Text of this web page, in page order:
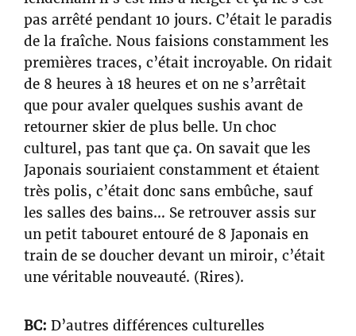
pas arrêté pendant 10 jours. C’était le paradis
de la fraîche. Nous faisions constamment les
premières traces, c’était incroyable. On ridait
de 8 heures à 18 heures et on ne s’arrêtait
que pour avaler quelques sushis avant de
retourner skier de plus belle. Un choc
culturel, pas tant que ça. On savait que les
Japonais souriaient constamment et étaient
très polis, c’était donc sans embûche, sauf
les salles des bains… Se retrouver assis sur
un petit tabouret entouré de 8 Japonais en
train de se doucher devant un miroir, c’était
une véritable nouveauté. (Rires).
BC: D’autres différences culturelles